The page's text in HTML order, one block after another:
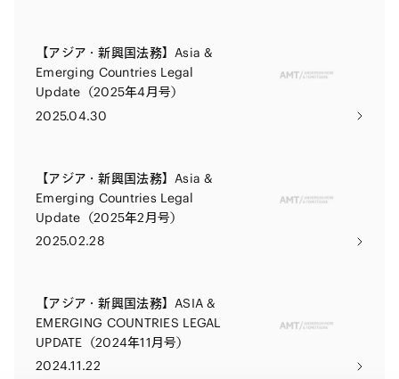
【アジア・新興国法務】Asia &
Emerging Countries Legal
Update（2025年4月号）
2025.04.30
【アジア・新興国法務】Asia &
Emerging Countries Legal
Update（2025年2月号）
2025.02.28
【アジア・新興国法務】ASIA &
EMERGING COUNTRIES LEGAL
UPDATE（2024年11月号）
2024.11.22